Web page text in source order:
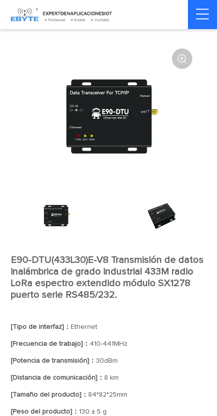
Home > Módem > enlace
datos inalámbricos

E90-DTU(433L30)E-V8 Transmisión de datos
inalámbrica de grado industrial 433M radio
LoRa espectro extendido módulo SX1278
puerto serie RS485/232.
[Tipo de interfaz]： Ethernet
[Frecuencia de trabajo]： 410-441MHz
[Potencia de transmisión]：30dBm
[Distancia de comunicación]： 8 km
[Tamaño del producto]： 84*82*25mm
[Peso del producto]： 130 ± 5 g